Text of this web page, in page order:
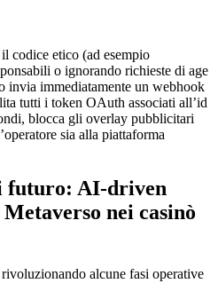
codice etico (ad esempio
o ignorando richieste di age
invia immediatamente un webhook
tutti i token OAuth associati all’id
blocca gli overlay pubblicitari
sia alla piattaforma
futuro: AI‑driven
nei casinò
alcune fasi operative